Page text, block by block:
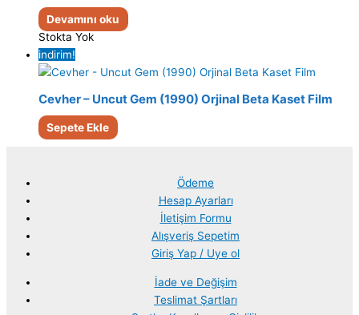
Devamını oku
Stokta Yok
indirim!
Cevher – Uncut Gem (1990) Orjinal Beta Kaset Film
Sepete Ekle
Ödeme
Hesap Ayarları
İletişim Formu
Alışveriş Sepetim
Giriş Yap / Uye ol
İade ve Değişim
Teslimat Şartları